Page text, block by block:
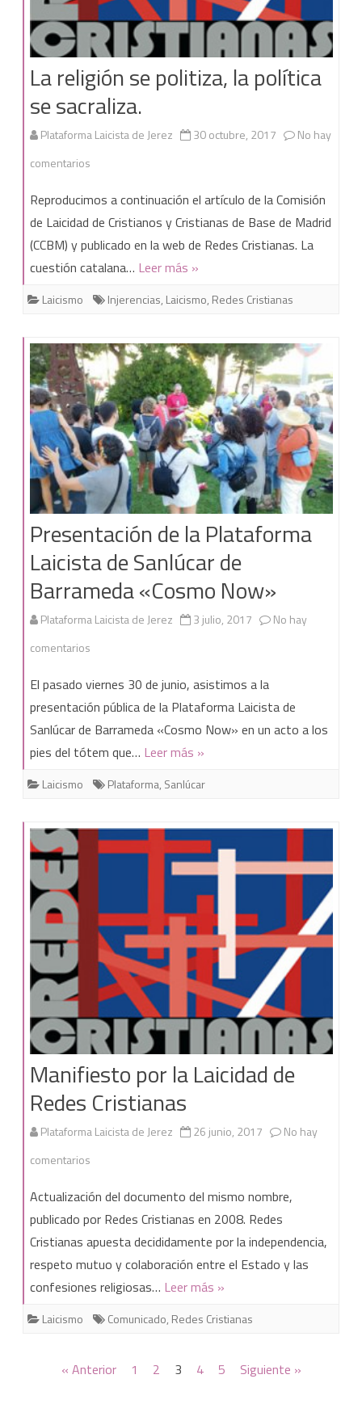
La religión se politiza, la política
se sacraliza.
Plataforma Laicista de Jerez 30 octubre, 2017
No hay
comentarios
religión
se
politiza,
la
se
sacraliza.
Reproducimos a continuación el artículo de la Comisión
de Laicidad de Cristianos y Cristianas de Base de Madrid
(CCBM) y publicado en la web de Redes Cristianas. La
cuestión catalana… Leer más »
Laicismo Injerencias, Laicismo, Redes Cristianas
Presentación de la Plataforma
Laicista de Sanlúcar de
Barrameda «Cosmo Now»
Plataforma Laicista de Jerez 3 julio, 2017
No hay
comentarios
de
la
Plataforma
Laicista
Sanlúcar
«Cosmo
Now»
El pasado viernes 30 de junio, asistimos a la
presentación pública de la Plataforma Laicista de
Sanlúcar de Barrameda «Cosmo Now» en un acto a los
pies del tótem que… Leer más »
Laicismo Plataforma, Sanlúcar
Manifiesto por la Laicidad de
Redes Cristianas
Plataforma Laicista de Jerez 26 junio, 2017
No hay
comentarios
por
la
Laicidad
Redes
Actualización del documento del mismo nombre,
publicado por Redes Cristianas en 2008. Redes
Cristianas apuesta decididamente por la independencia,
respeto mutuo y colaboración entre el Estado y las
confesiones religiosas… Leer más »
Laicismo Comunicado, Redes Cristianas
Paginación« Anterior 1 2 3 4 5 Siguiente »